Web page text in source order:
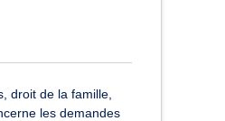
droit de la famille,
les demandes